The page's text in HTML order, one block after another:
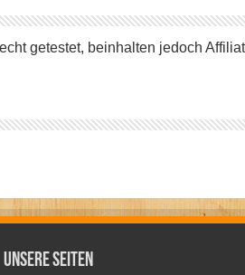
getestet, beinhalten jedoch
Unsere Seiten